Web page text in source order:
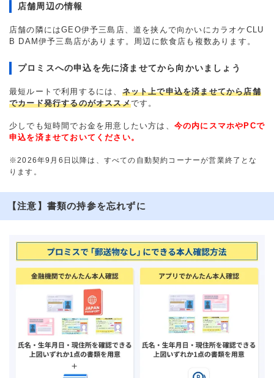
店舗周辺の情報
店舗の隣にはGEO伊予三島店、道を挟んで向かいにカラオケCLU
B DAM伊予三島店があります。周辺に飲食店も複数あります。
プロミスへの申込を先に済ませてから向かいましょう
最短ルートで利用するには、 ネット上で申込を済ませてから店舗
でカード発行するのがオススメです。
少しでも短時間でお金を用意したい方は、 今の内にスマホやPCで
申込を済ませておいてください。
※2026年9月6日以降は、すべての自動契約コーナーが営業終了とな
ります。
【注意】書類の持参を忘れずに